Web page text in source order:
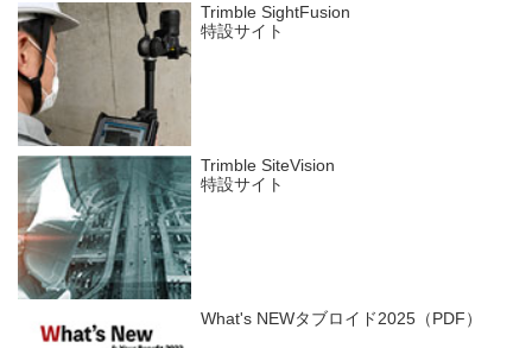
Trimble SightFusion
特設サイト
Trimble SiteVision
特設サイト
What's NEWタブロイド2025（PDF）